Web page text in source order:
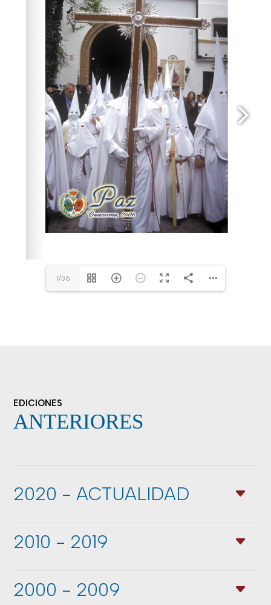
1/36
EDICIONES
ANTERIORES
2020 - ACTUALIDAD
2010 - 2019
2000 - 2009